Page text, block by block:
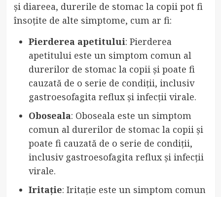
și diareea, durerile de stomac la copii pot fi
însoțite de alte simptome, cum ar fi:
Pierderea apetitului: Pierderea
apetitului este un simptom comun al
durerilor de stomac la copii și poate fi
cauzată de o serie de condiții, inclusiv
gastroesofagita reflux și infecții virale.
Oboseala: Oboseala este un simptom
comun al durerilor de stomac la copii și
poate fi cauzată de o serie de condiții,
inclusiv gastroesofagita reflux și infecții
virale.
Iritație: Iritație este un simptom comun